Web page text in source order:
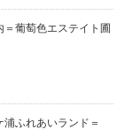
葡萄色エステイト圃
ふれあいランド＝